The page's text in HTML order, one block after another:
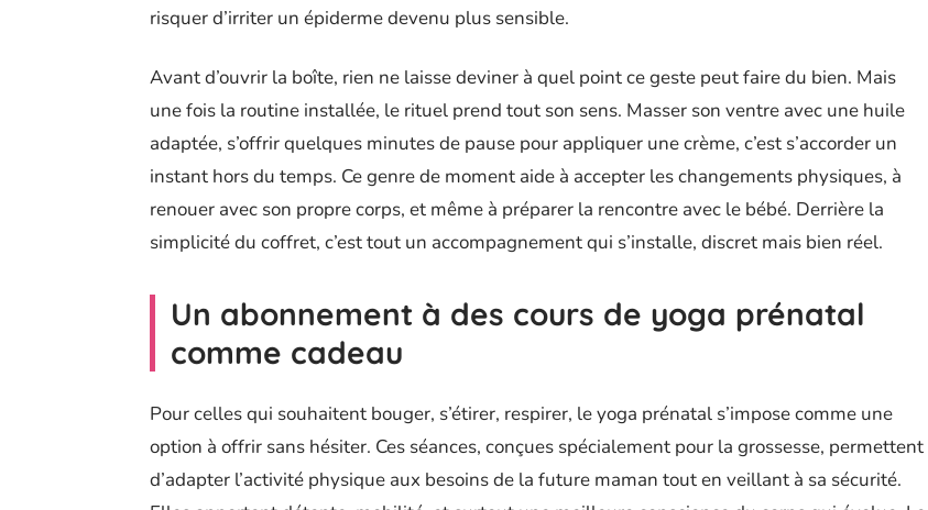
risquer d’irriter un épiderme devenu plus sensible.
Avant d’ouvrir la boîte, rien ne laisse deviner à quel point ce geste peut faire du bien. Mais
une fois la routine installée, le rituel prend tout son sens. Masser son ventre avec une huile
adaptée, s’offrir quelques minutes de pause pour appliquer une crème, c’est s’accorder un
instant hors du temps. Ce genre de moment aide à accepter les changements physiques, à
renouer avec son propre corps, et même à préparer la rencontre avec le bébé. Derrière la
simplicité du coffret, c’est tout un accompagnement qui s’installe, discret mais bien réel.
Un abonnement à des cours de yoga prénatal
comme cadeau
Pour celles qui souhaitent bouger, s’étirer, respirer, le yoga prénatal s’impose comme une
option à offrir sans hésiter. Ces séances, conçues spécialement pour la grossesse, permettent
d’adapter l’activité physique aux besoins de la future maman tout en veillant à sa sécurité.